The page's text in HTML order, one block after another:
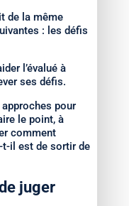
de la même
: les défis
l’évalué à
ses défis.
pour
le point, à
comment
t-il est de sortir de
juger